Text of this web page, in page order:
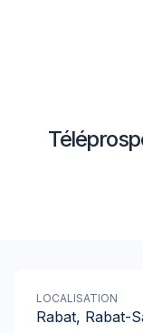
LOCALISATION
Rabat, Rabat-